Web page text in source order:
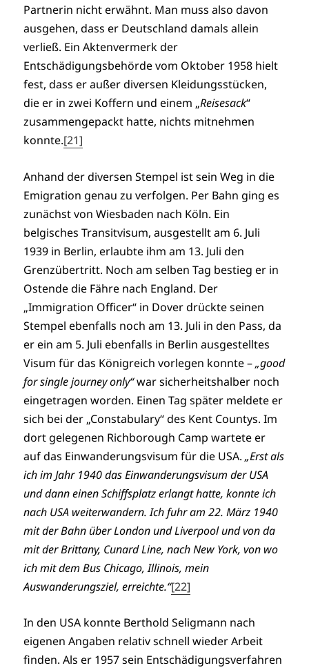
Partnerin nicht erwähnt. Man muss also davon
ausgehen, dass er Deutschland damals allein
verließ. Ein Aktenvermerk der
Entschädigungsbehörde vom Oktober 1958 hielt
fest, dass er außer diversen Kleidungsstücken,
die er in zwei Koffern und einem „Reisesack“
zusammengepackt hatte, nichts mitnehmen
konnte.[21]
Anhand der diversen Stempel ist sein Weg in die
Emigration genau zu verfolgen. Per Bahn ging es
zunächst von Wiesbaden nach Köln. Ein
belgisches Transitvisum, ausgestellt am 6. Juli
1939 in Berlin, erlaubte ihm am 13. Juli den
Grenzübertritt. Noch am selben Tag bestieg er in
Ostende die Fähre nach England. Der
„Immigration Officer“ in Dover drückte seinen
Stempel ebenfalls noch am 13. Juli in den Pass, da
er ein am 5. Juli ebenfalls in Berlin ausgestelltes
Visum für das Königreich vorlegen konnte –„good
for single journey only“war sicherheitshalber noch
eingetragen worden. Einen Tag später meldete er
sich bei der „Constabulary“ des Kent Countys. Im
dort gelegenen Richborough Camp wartete er
auf das Einwanderungsvisum für die USA.„Erst als
ich im Jahr 1940 das Einwanderungsvisum der USA
und dann einen Schiffsplatz erlangt hatte, konnte ich
nach USA weiterwandern. Ich fuhr am 22. März 1940
mit der Bahn über London und Liverpool und von da
mit der Brittany, Cunard Line, nach New York, von wo
ich mit dem Bus Chicago, Illinois, mein
Auswanderungsziel, erreichte.“[22]
In den USA konnte Berthold Seligmann nach
eigenen Angaben relativ schnell wieder Arbeit
finden. Als er 1957 sein Entschädigungsverfahren